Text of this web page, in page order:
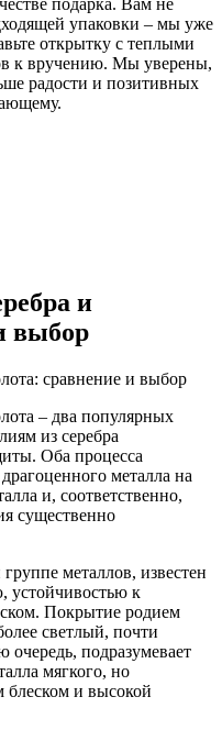
упаковки – мы уже
открытку с теплыми
к вручению. Мы уверены,
радости и позитивных
и
выбор
сравнение и выбор
– два популярных
из серебра
Оба процесса
металла на
и, соответственно,
существенно
металлов, известен
устойчивостью к
Покрытие родием
светлый, почти
очередь, подразумевает
мягкого, но
и высокой